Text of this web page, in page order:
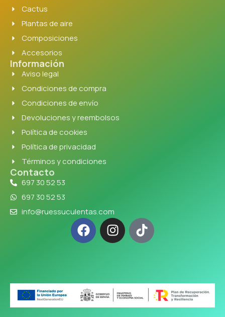
Cactus
Plantas de aire
Composiciones
Accesorios
Información
Aviso legal
Condiciones de compra
Condiciones de envío
Devoluciones y reembolsos
Política de cookies
Política de privacidad
Términos y condiciones
Contacto
697 30 52 53
697 30 52 53
info@ruessuculentas.com